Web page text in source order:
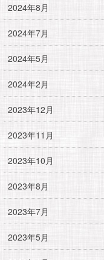
2024年8月
2024年7月
2024年5月
2024年2月
2023年12月
2023年11月
2023年10月
2023年8月
2023年7月
2023年5月